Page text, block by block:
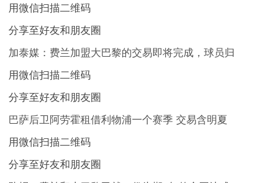
用微信扫描二维码
分享至好友和朋友圈
加泰媒：费兰加盟大巴黎的交易即将完成，球员归
用微信扫描二维码
分享至好友和朋友圈
巴萨后卫阿劳霍租借利物浦一个赛季 交易含明夏
用微信扫描二维码
分享至好友和朋友圈